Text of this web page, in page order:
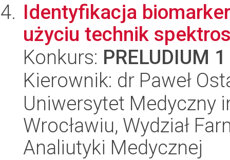
Identyfikacja
użyciu technik
Konkurs: PRELUDIUM 1
Kierownik: dr Paweł
Uniwersytet Medyczny
Wrocławiu, Wydział
Analiutyki Medycznej